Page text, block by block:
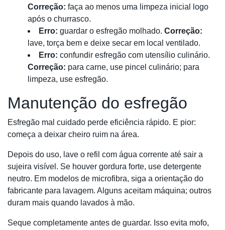
Correção: faça ao menos uma limpeza inicial logo
após o churrasco.
Erro: guardar o esfregão molhado. Correção:
lave, torça bem e deixe secar em local ventilado.
Erro: confundir esfregão com utensílio culinário.
Correção: para carne, use pincel culinário; para
limpeza, use esfregão.
Manutenção do esfregão
Esfregão mal cuidado perde eficiência rápido. E pior:
começa a deixar cheiro ruim na área.
Depois do uso, lave o refil com água corrente até sair a
sujeira visível. Se houver gordura forte, use detergente
neutro. Em modelos de microfibra, siga a orientação do
fabricante para lavagem. Alguns aceitam máquina; outros
duram mais quando lavados à mão.
Seque completamente antes de guardar. Isso evita mofo,